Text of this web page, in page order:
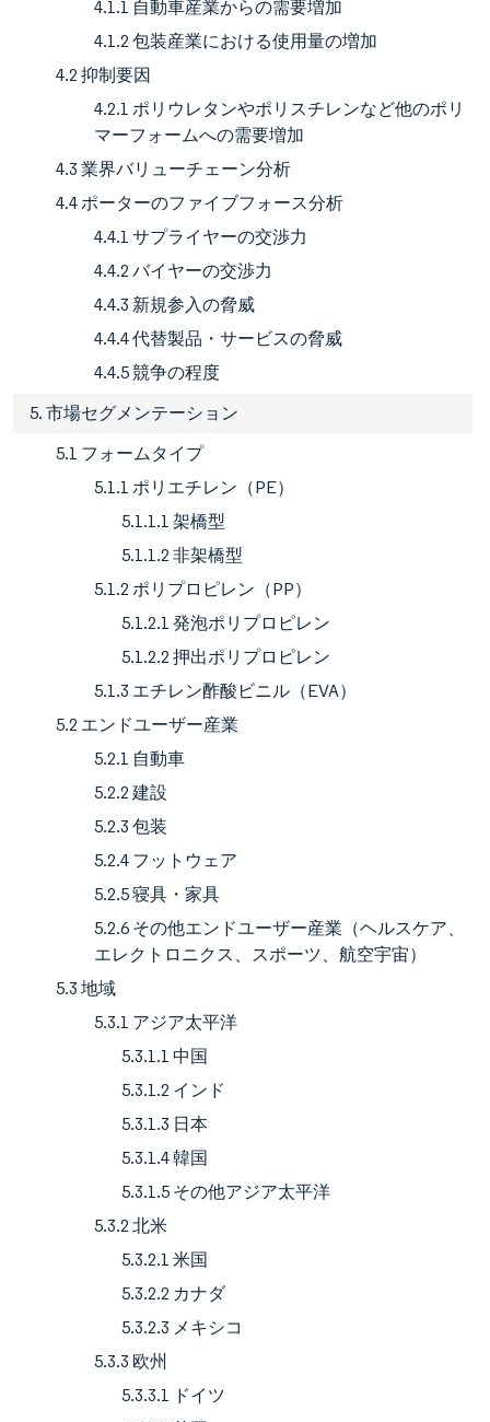
4.1.1 自動車産業からの需要増加
4.1.2 包装産業における使用量の増加
4.2 抑制要因
4.2.1 ポリウレタンやポリスチレンなど他のポリ
マーフォームへの需要増加
4.3 業界バリューチェーン分析
4.4 ポーターのファイブフォース分析
4.4.1 サプライヤーの交渉力
4.4.2 バイヤーの交渉力
4.4.3 新規参入の脅威
4.4.4 代替製品・サービスの脅威
4.4.5 競争の程度
5. 市場セグメンテーション
5.1 フォームタイプ
5.1.1 ポリエチレン（PE）
5.1.1.1 架橋型
5.1.1.2 非架橋型
5.1.2 ポリプロピレン（PP）
5.1.2.1 発泡ポリプロピレン
5.1.2.2 押出ポリプロピレン
5.1.3 エチレン酢酸ビニル（EVA）
5.2 エンドユーザー産業
5.2.1 自動車
5.2.2 建設
5.2.3 包装
5.2.4 フットウェア
5.2.5 寝具・家具
5.2.6 その他エンドユーザー産業（ヘルスケア、
エレクトロニクス、スポーツ、航空宇宙）
5.3 地域
5.3.1 アジア太平洋
5.3.1.1 中国
5.3.1.2 インド
5.3.1.3 日本
5.3.1.4 韓国
5.3.1.5 その他アジア太平洋
5.3.2 北米
5.3.2.1 米国
5.3.2.2 カナダ
5.3.2.3 メキシコ
5.3.3 欧州
5.3.3.1 ドイツ